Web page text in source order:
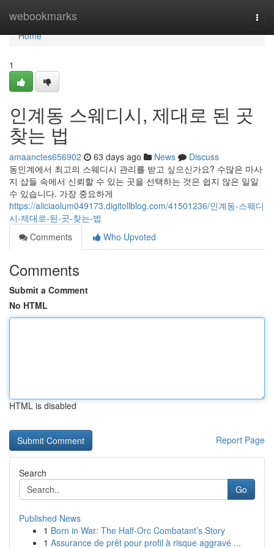
webookmarks
Home
Home
1
인계동 스웨디시, 제대로 된 곳
찾는 법
amaanctes656902 63 days ago News
Discuss
동인계에서 최고의 스웨디시 관리를 받고 싶으신가요? 수많은 마사
지 샵들 속에서 신뢰할 수 있는 곳을 선택하는 것은 쉽지 않은 일일
수 있습니다. 가장 중요하게
https://aliciaolum049173.digitollblog.com/41501236/인계동-스웨디
시-제대로-된-곳-찾는-법
Comments
Who Upvoted
Comments
Submit a Comment
No HTML
HTML is disabled
Report Page
Search
Go
Published News
1 Born in War: The Half-Orc Combatant’s Story
1 Assurance de prêt pour profil à risque aggravé ...